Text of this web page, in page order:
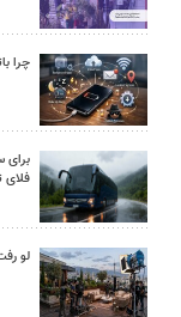
چرا
برای
فلای
لو